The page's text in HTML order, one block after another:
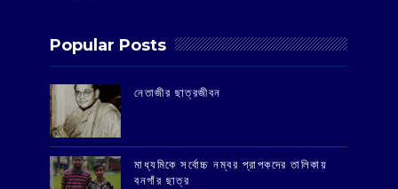
Popular Posts
‌নেতাজীর ছাত্রজীবন
মাধ্যমিকে সর্বোচ্চ নম্বর প্রাপকদের তালিকায়
বনগাঁর ছাত্র